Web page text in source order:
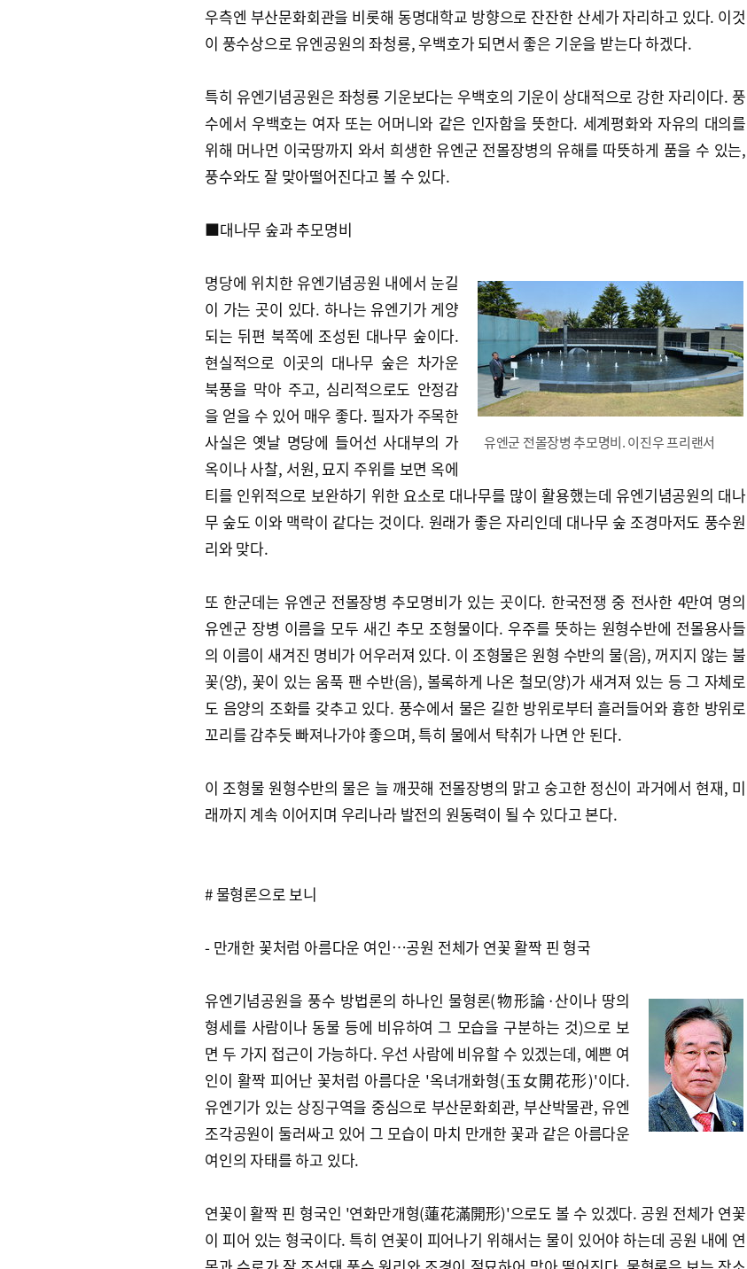
우측엔 부산문화회관을 비롯해 동명대학교 방향으로 잔잔한 산세가 자리하고 있다. 이것
이 풍수상으로 유엔공원의 좌청룡, 우백호가 되면서 좋은 기운을 받는다 하겠다.
특히 유엔기념공원은 좌청룡 기운보다는 우백호의 기운이 상대적으로 강한 자리이다. 풍
수에서 우백호는 여자 또는 어머니와 같은 인자함을 뜻한다. 세계평화와 자유의 대의를
위해 머나먼 이국땅까지 와서 희생한 유엔군 전몰장병의 유해를 따뜻하게 품을 수 있는,
풍수와도 잘 맞아떨어진다고 볼 수 있다.
■대나무 숲과 추모명비
유엔군 전몰장병 추모명비. 이진우 프리랜서
명당에 위치한 유엔기념공원 내에서 눈길
이 가는 곳이 있다. 하나는 유엔기가 게양
되는 뒤편 북쪽에 조성된 대나무 숲이다.
현실적으로 이곳의 대나무 숲은 차가운
북풍을 막아 주고, 심리적으로도 안정감
을 얻을 수 있어 매우 좋다. 필자가 주목한
사실은 옛날 명당에 들어선 사대부의 가
옥이나 사찰, 서원, 묘지 주위를 보면 옥에
티를 인위적으로 보완하기 위한 요소로 대나무를 많이 활용했는데 유엔기념공원의 대나
무 숲도 이와 맥락이 같다는 것이다. 원래가 좋은 자리인데 대나무 숲 조경마저도 풍수원
리와 맞다.
또 한군데는 유엔군 전몰장병 추모명비가 있는 곳이다. 한국전쟁 중 전사한 4만여 명의
유엔군 장병 이름을 모두 새긴 추모 조형물이다. 우주를 뜻하는 원형수반에 전몰용사들
의 이름이 새겨진 명비가 어우러져 있다. 이 조형물은 원형 수반의 물(음), 꺼지지 않는 불
꽃(양), 꽃이 있는 움푹 팬 수반(음), 볼록하게 나온 철모(양)가 새겨져 있는 등 그 자체로
도 음양의 조화를 갖추고 있다. 풍수에서 물은 길한 방위로부터 흘러들어와 흉한 방위로
꼬리를 감추듯 빠져나가야 좋으며, 특히 물에서 탁취가 나면 안 된다.
이 조형물 원형수반의 물은 늘 깨끗해 전몰장병의 맑고 숭고한 정신이 과거에서 현재, 미
래까지 계속 이어지며 우리나라 발전의 원동력이 될 수 있다고 본다.
# 물형론으로 보니
- 만개한 꽃처럼 아름다운 여인…공원 전체가 연꽃 활짝 핀 형국
유엔기념공원을 풍수 방법론의 하나인 물형론(物形論·산이나 땅의
형세를 사람이나 동물 등에 비유하여 그 모습을 구분하는 것)으로 보
면 두 가지 접근이 가능하다. 우선 사람에 비유할 수 있겠는데, 예쁜 여
인이 활짝 피어난 꽃처럼 아름다운 '옥녀개화형(玉女開花形)'이다.
유엔기가 있는 상징구역을 중심으로 부산문화회관, 부산박물관, 유엔
조각공원이 둘러싸고 있어 그 모습이 마치 만개한 꽃과 같은 아름다운
여인의 자태를 하고 있다.
연꽃이 활짝 핀 형국인 '연화만개형(蓮花滿開形)'으로도 볼 수 있겠다. 공원 전체가 연꽃
이 피어 있는 형국이다. 특히 연꽃이 피어나기 위해서는 물이 있어야 하는데 공원 내에 연